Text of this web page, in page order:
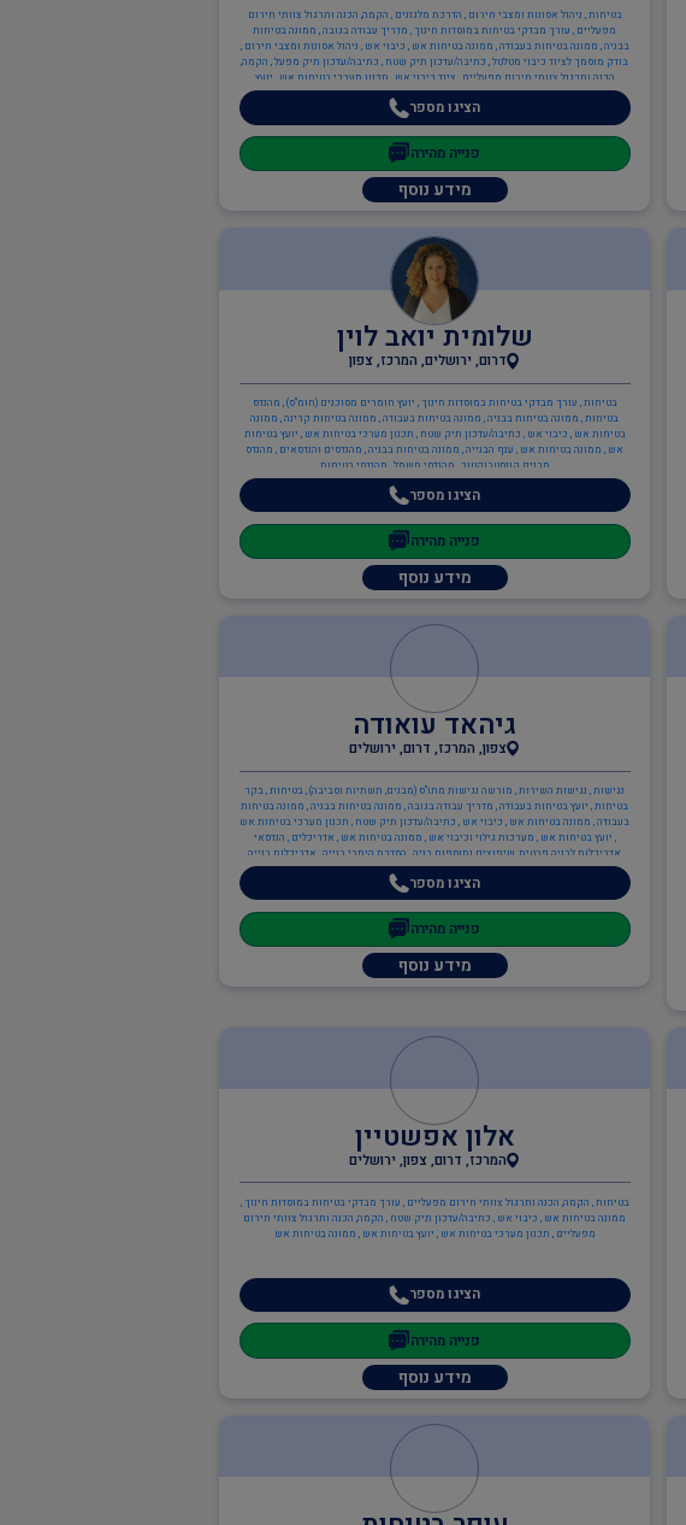
בטיחות , ניהול אסונות ומצבי חירום , הדרכת מלגזנים , הקמה, הכנה ותרגול צוותי חירום
מפעליים , עורך מבדקי בטיחות במוסדות חינוך , מדריך עבודה בגובה , ממונה בטיחות
בבניה , ממונה בטיחות בעבודה , ממונה בטיחות אש , כיבוי אש , ניהול אסונות ומצבי חירום ,
בודק מוסמך לציוד כיבוי מטלטל , כתיבה/עדכון תיק שטח , כתיבה/עדכון תיק מפעל , הקמה,
הכנה ותרגול צוותי חירום מפעליים , ציוד כיבוי אש , תכנון מערכי בטיחות אש , יועץ
בטיחות אש , ממונה בטיחות אש , ענף הבנייה , מנהל עבודה
הציגו מספר
פנייה מהירה
מידע נוסף
שלומית יואב לוין
דרום, ירושלים, המרכז, צפון
בטיחות , עורך מבדקי בטיחות במוסדות חינוך , יועץ חומרים מסוכנים (חומ"ס) , מהנדס
בטיחות , ממונה בטיחות בבניה , ממונה בטיחות בעבודה , ממונה בטיחות קרינה , ממונה
בטיחות אש , כיבוי אש , כתיבה/עדכון תיק שטח , תכנון מערכי בטיחות אש , יועץ בטיחות
אש , ממונה בטיחות אש , ענף הבנייה , ממונה בטיחות בבניה , מהנדסים והנדסאים , מהנדס
מבנים קונסטרוקטור , מהנדסי חשמל , מהנדסי בטיחות
הציגו מספר
פנייה מהירה
מידע נוסף
גיהאד עואודה
צפון, המרכז, דרום, ירושלים
נגישות , נגישות השירות , מורשה נגישות מתו"ס (מבנים, תשתיות וסביבה) , בטיחות , בקר
בטיחות , יועץ בטיחות בעבודה , מדריך עבודה בגובה , ממונה בטיחות בבניה , ממונה בטיחות
בעבודה , ממונה בטיחות אש , כיבוי אש , כתיבה/עדכון תיק שטח , תכנון מערכי בטיחות אש
, יועץ בטיחות אש , מערכות גילוי וכיבוי אש , ממונה בטיחות אש , אדריכלים , הנדסאי
אדריכלות לבניה פרטית, שיפוצים ותוספות בניה , הסדרת היתרי בנייה , אדריכלות בנייה
פרטית , אדריכלות בינוי/תכנון ערים , תכנון בנייני משרדים , ענף הבנייה , הנדסאי בניין ,
הנדסאי אדריכלות לבניה פרטית, שיפוצים ותוספות בניה , עוזר בטיחות , מנהל עבודה ,
מנהלי פרויקטים , מהנדס מבנים קונסטרוקטור , מפקחים בבנייה , ממונה בטיחות בבניה ,
מהנדסים והנדסאים , מהנדס בקרה , מהנדס אזרחי , מהנדס תעשייה וניהול , מהנדס מבנים
קונסטרוקטור , מעצבי פנים
הציגו מספר
פנייה מהירה
מידע נוסף
אלון אפשטיין
המרכז, דרום, צפון, ירושלים
בטיחות , הקמה, הכנה ותרגול צוותי חירום מפעליים , עורך מבדקי בטיחות במוסדות חינוך ,
ממונה בטיחות אש , כיבוי אש , כתיבה/עדכון תיק שטח , הקמה, הכנה ותרגול צוותי חירום
מפעליים , תכנון מערכי בטיחות אש , יועץ בטיחות אש , ממונה בטיחות אש
הציגו מספר
פנייה מהירה
מידע נוסף